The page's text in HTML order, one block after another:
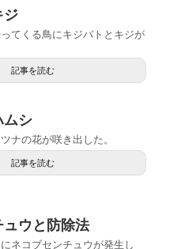
ジ
てくる鳥にキジバトとキジが
記事を読む
ムシ
ナの花が咲き出した。
記事を読む
ウと防除法
ネコブセンチュウが発生し